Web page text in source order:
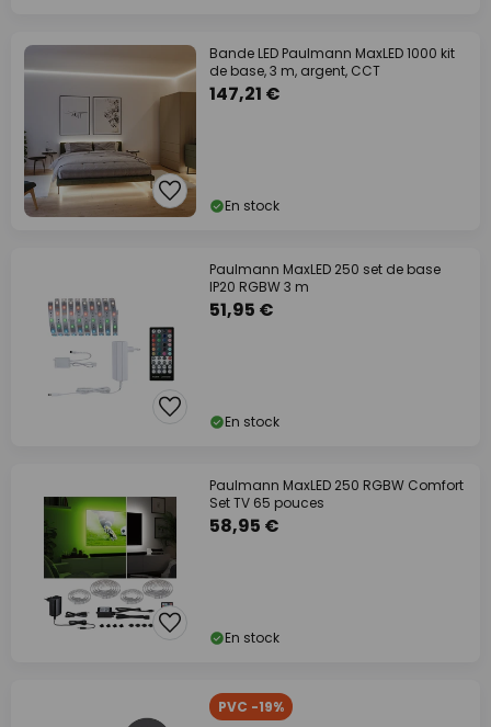
Bande LED Paulmann MaxLED 1000 kit
de base, 3 m, argent, CCT
147,21 €
En stock
Paulmann MaxLED 250 set de base
IP20 RGBW 3 m
51,95 €
En stock
Paulmann MaxLED 250 RGBW Comfort
Set TV 65 pouces
58,95 €
En stock
PVC -19%